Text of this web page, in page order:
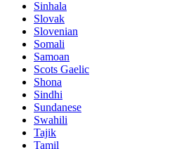
Sinhala
Slovak
Slovenian
Somali
Samoan
Scots Gaelic
Shona
Sindhi
Sundanese
Swahili
Tajik
Tamil